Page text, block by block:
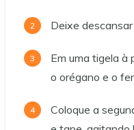
Deixe
Em uma tigela à
o orégano e o
Coloque a